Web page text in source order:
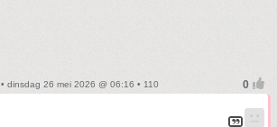
• dinsdag 26 mei 2026 @ 06:16 • 110